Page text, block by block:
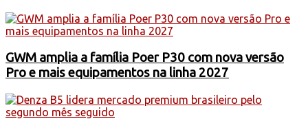
GWM amplia a família Poer P30 com nova versão
Pro e mais equipamentos na linha 2027